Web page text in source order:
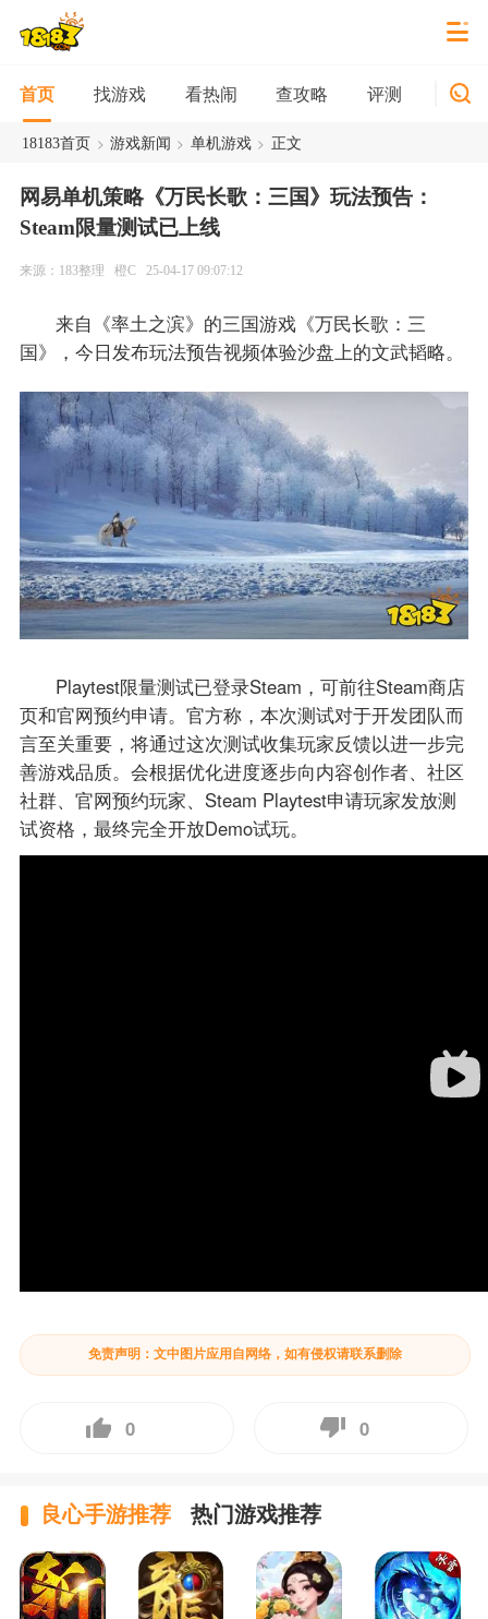
首页 找游戏 看热闹 查攻略 评测 新游
18183首页 > 游戏新闻 > 单机游戏 > 正文
网易单机策略《万民长歌：三国》玩法预告：
Steam限量测试已上线
来源：183整理 橙C 25-04-17 09:07:12
来自《率土之滨》的三国游戏《万民长歌：三
国》，今日发布玩法预告视频体验沙盘上的文武韬略。
Playtest限量测试已登录Steam，可前往Steam商店
页和官网预约申请。官方称，本次测试对于开发团队而
言至关重要，将通过这次测试收集玩家反馈以进一步完
善游戏品质。会根据优化进度逐步向内容创作者、社区
社群、官网预约玩家、Steam Playtest申请玩家发放测
试资格，最终完全开放Demo试玩。
免责声明：文中图片应用自网络，如有侵权请联系删除
0 0
良心手游推荐 热门游戏推荐